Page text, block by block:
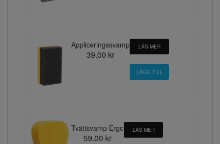
Appliceringssvamp
39.00 kr
LÄS MER
Tvättsvamp Ergo
59.00 kr
LÄS MER